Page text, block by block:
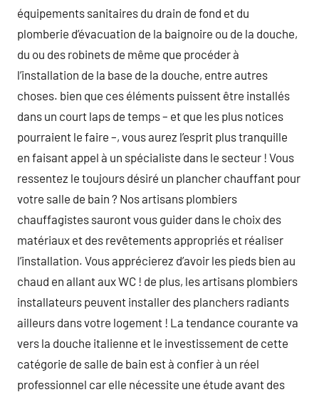
équipements sanitaires du drain de fond et du
plomberie d’évacuation de la baignoire ou de la douche,
du ou des robinets de même que procéder à
l’installation de la base de la douche, entre autres
choses. bien que ces éléments puissent être installés
dans un court laps de temps – et que les plus notices
pourraient le faire –, vous aurez l’esprit plus tranquille
en faisant appel à un spécialiste dans le secteur ! Vous
ressentez le toujours désiré un plancher chauffant pour
votre salle de bain ? Nos artisans plombiers
chauffagistes sauront vous guider dans le choix des
matériaux et des revêtements appropriés et réaliser
l’installation. Vous apprécierez d’avoir les pieds bien au
chaud en allant aux WC ! de plus, les artisans plombiers
installateurs peuvent installer des planchers radiants
ailleurs dans votre logement ! La tendance courante va
vers la douche italienne et le investissement de cette
catégorie de salle de bain est à confier à un réel
professionnel car elle nécessite une étude avant des